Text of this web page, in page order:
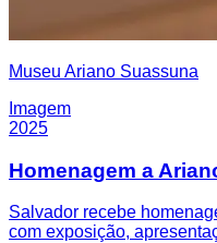
Museu Ariano Suassuna
Imagem
2025
Homenagem a
Salvador recebe
com exposição,